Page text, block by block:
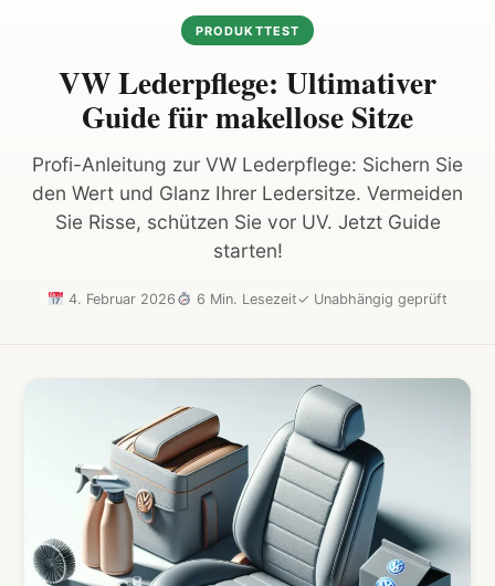
PRODUKTTEST
VW Lederpflege: Ultimativer
Guide für makellose Sitze
Profi-Anleitung zur VW Lederpflege: Sichern Sie
den Wert und Glanz Ihrer Ledersitze. Vermeiden
Sie Risse, schützen Sie vor UV. Jetzt Guide
starten!
4. Februar 2026 6 Min. Lesezeit✓ Unabhängig geprüft